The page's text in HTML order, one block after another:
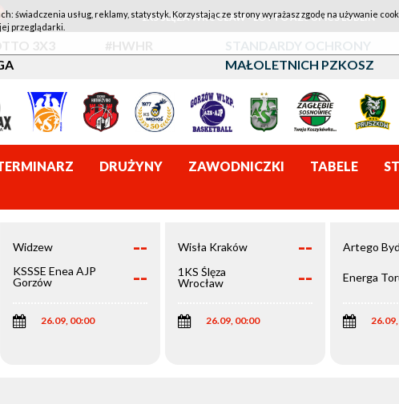
1KS ŚLĘZA WROCŁAW - LOTTO AZS UMCS LUBLIN
3X3
#HWHR
STANDARDY OCHRONY
MAŁOLETNICH PZKOSZ
DRUŻYNY ZAWODNICZKI TABELE
Widzew --
KSSSE Enea AJP
Gorzów
--
26.09, 00:00
Wisła Kraków --
1KS Ślęza
Wrocław
--
26.09, 00:00
Artego
Energa
świadczenia usług, reklamy, statystyk. Korzystając ze strony wyrażasz zgodę na używanie
przeglądarki.